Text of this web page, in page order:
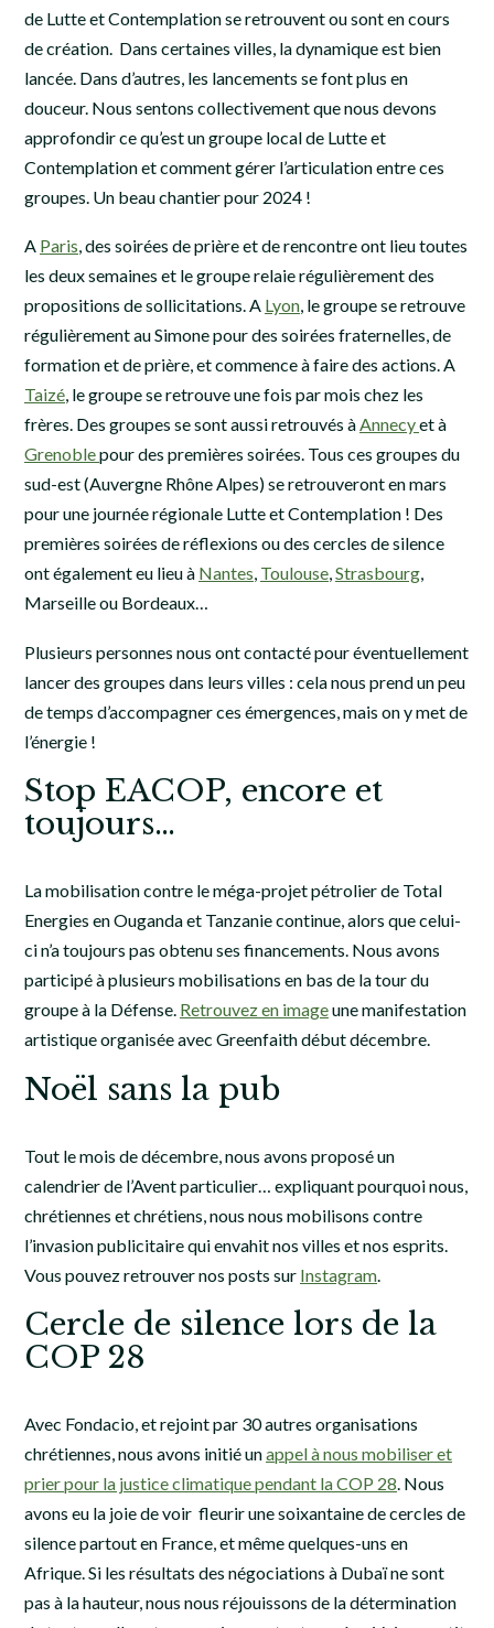
de Lutte et Contemplation se retrouvent ou sont en cours
de création. Dans certaines villes, la dynamique est bien
lancée. Dans d’autres, les lancements se font plus en
douceur. Nous sentons collectivement que nous devons
approfondir ce qu’est un groupe local de Lutte et
Contemplation et comment gérer l’articulation entre ces
groupes. Un beau chantier pour 2024 !
A Paris, des soirées de prière et de rencontre ont lieu toutes
les deux semaines et le groupe relaie régulièrement des
propositions de sollicitations. A Lyon, le groupe se retrouve
régulièrement au Simone pour des soirées fraternelles, de
formation et de prière, et commence à faire des actions. A
Taizé, le groupe se retrouve une fois par mois chez les
frères. Des groupes se sont aussi retrouvés àAnnecyet à
Grenoblepour des premières soirées. Tous ces groupes du
sud-est (Auvergne Rhône Alpes) se retrouveront en mars
pour une journée régionale Lutte et Contemplation ! Des
premières soirées de réflexions ou des cercles de silence
ont également eu lieu à Nantes, Toulouse,Strasbourg,
Marseille ou Bordeaux…
Plusieurs personnes nous ont contacté pour éventuellement
lancer des groupes dans leurs villes : cela nous prend un peu
de temps d’accompagner ces émergences, mais on y met de
l’énergie !
Stop EACOP, encore et
toujours…
La mobilisation contre le méga-projet pétrolier de Total
Energies en Ouganda et Tanzanie continue, alors que celui-
ci n’a toujours pas obtenu ses financements. Nous avons
participé à plusieurs mobilisations en bas de la tour du
groupe à la Défense. Retrouvez en imageune manifestation
artistique organisée avec Greenfaith début décembre.
Noël sans la pub
Tout le mois de décembre, nous avons proposé un
calendrier de l’Avent particulier… expliquant pourquoi nous,
chrétiennes et chrétiens, nous nous mobilisons contre
l’invasion publicitaire qui envahit nos villes et nos esprits.
Vous pouvez retrouver nos posts sur Instagram
Cercle de silence lors de la
COP 28
Avec Fondacio, et rejoint par 30 autres organisations
chrétiennes, nous avons initié unappel à nous mobiliser et
prier pour la justice climatique pendant la COP 28. Nous
avons eu la joie de voir fleurir une soixantaine de cercles de
silence partout en France, et même quelques-uns en
Afrique. Si les résultats des négociations à Dubaï ne sont
pas à la hauteur, nous nous réjouissons de la détermination